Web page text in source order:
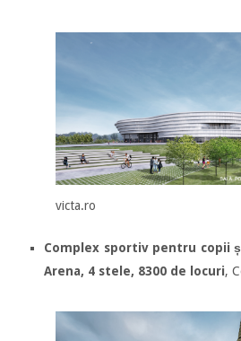
victa.ro
Complex sportiv pentru copii
Arena, 4 stele, 8300 de locuri,